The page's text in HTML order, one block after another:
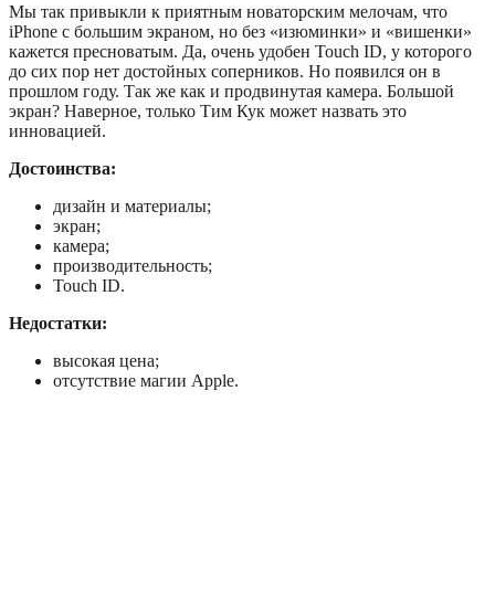
Мы так привыкли к приятным новаторским мелочам, что
iPhone с большим экраном, но без «изюминки» и «вишенки»
кажется пресноватым. Да, очень удобен Touch ID, у которого
до сих пор нет достойных соперников. Но появился он в
прошлом году. Так же как и продвинутая камера. Большой
экран? Наверное, только Тим Кук может назвать это
инновацией.
Достоинства:
дизайн и материалы;
экран;
камера;
производительность;
Touch ID.
Недостатки:
высокая цена;
отсутствие магии Apple.